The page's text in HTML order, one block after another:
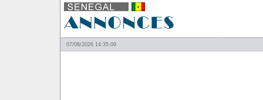
07/08/2026 14:35:09